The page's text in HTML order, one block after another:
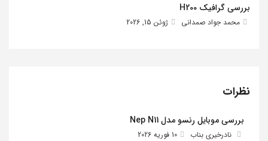
بررسی گرافیک H200
محمد جواد صمدانی ژوئن 15, 2026
نظرات
بررسی موبایل رنسو مدل Nep N11
نادرخیری بناب 10 فوریه 2026